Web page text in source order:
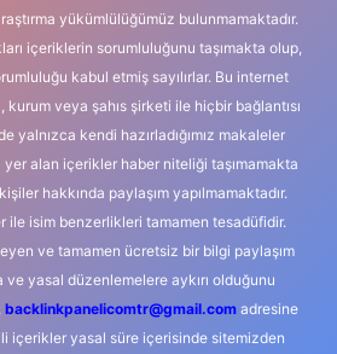
yükümlülüğümüz bulunmamaktadır.
içeriklerin sorumluluğunu taşımakta olup,
kabul etmiş sayılırlar. Bu internet
veya şahıs şirketi ile hiçbir bağlantısı
yalnızca kendi hazırladığımız makaleler
yer alan içerikler haber niteliği taşımamakta
hakkında paylaşım yapılmamaktadır.
ile isim benzerlikleri tamamen tesadüfidir.
ve tamamen ücretsiz bir bilgi paylaşım
yasal düzenlemelere aykırı olduğunu
backlinkpanelicomtr@gmail.comadresine
içerikler yasal süre içerisinde sitemizden